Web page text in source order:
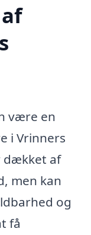
være en
i Vrinners
dækket af
men kan
og
få